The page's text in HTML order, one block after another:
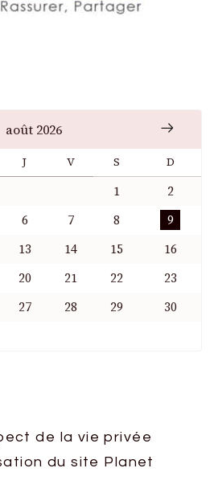
août 2026
J V S D
1
2
6 7 8
9
13 14 15
16
20 21 22
23
27 28 29
30
de la vie privée
du site Planet